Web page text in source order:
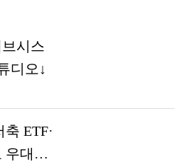
시스
디오↓
ETF·
우대…